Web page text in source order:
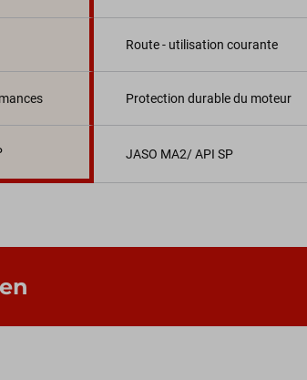
Route - utilisation courante
Protection durable du moteur
JASO MA2/ API SP